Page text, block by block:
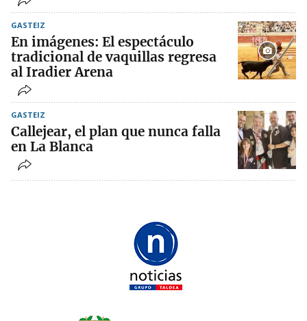
GASTEIZ
En imágenes: El espectáculo
tradicional de vaquillas regresa
al Iradier Arena
GASTEIZ
Callejear, el plan que nunca falla
en La Blanca